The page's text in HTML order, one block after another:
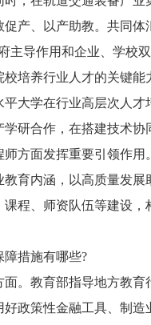
促产、以产助教。共同
主导作用和企业、学校
培养行业人才的关键能
平大学在行业高层次人
学研合作，在搭建技术
方面发挥重要引领作用。
教育内涵，以高质量发
程、师资队伍等建设
障措施有哪些?
面。教育部指导地方教
好政策性金融工具、制